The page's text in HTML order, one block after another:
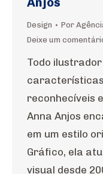
Design Por
Deixe um
Todo
reconhecíveis
Anna Anjos
em um estilo
Gráfico, ela
visual desde